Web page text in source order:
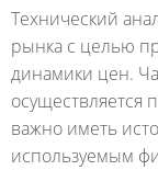
Технический
рынка с целью
динамики цен.
осуществляется
важно иметь
используемым